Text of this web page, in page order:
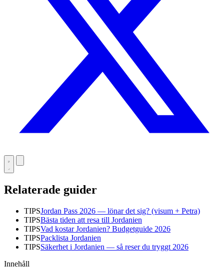
Relaterade guider
TIPSJordan Pass 2026 — lönar det sig? (visum + Petra)
TIPSBästa tiden att resa till Jordanien
TIPSVad kostar Jordanien? Budgetguide 2026
TIPSPacklista Jordanien
TIPSSäkerhet i Jordanien — så reser du tryggt 2026
Innehåll